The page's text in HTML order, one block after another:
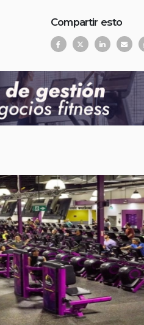
Compartir esto